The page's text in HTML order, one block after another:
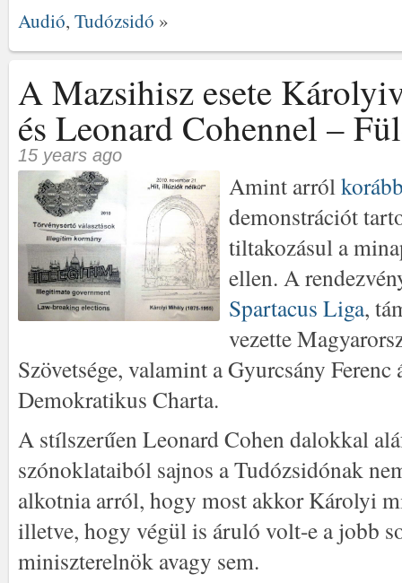
Audió, Tudózsidó »
A Mazsihisz esete
és Leonard Cohennel –
15 years ago
Amint arról
demonstrációt
tiltakozásul a
ellen. A
Spartacus Liga,
vezette
Szövetsége, valamint a Gyurcsány
Demokratikus Charta.
A stílszerűen Leonard Cohen dalokkal
szónoklataiból sajnos a Tudózsidónak
alkotnia arról, hogy most akkor Károlyi
illetve, hogy végül is áruló volt-e a jobb
miniszterelnök avagy sem.